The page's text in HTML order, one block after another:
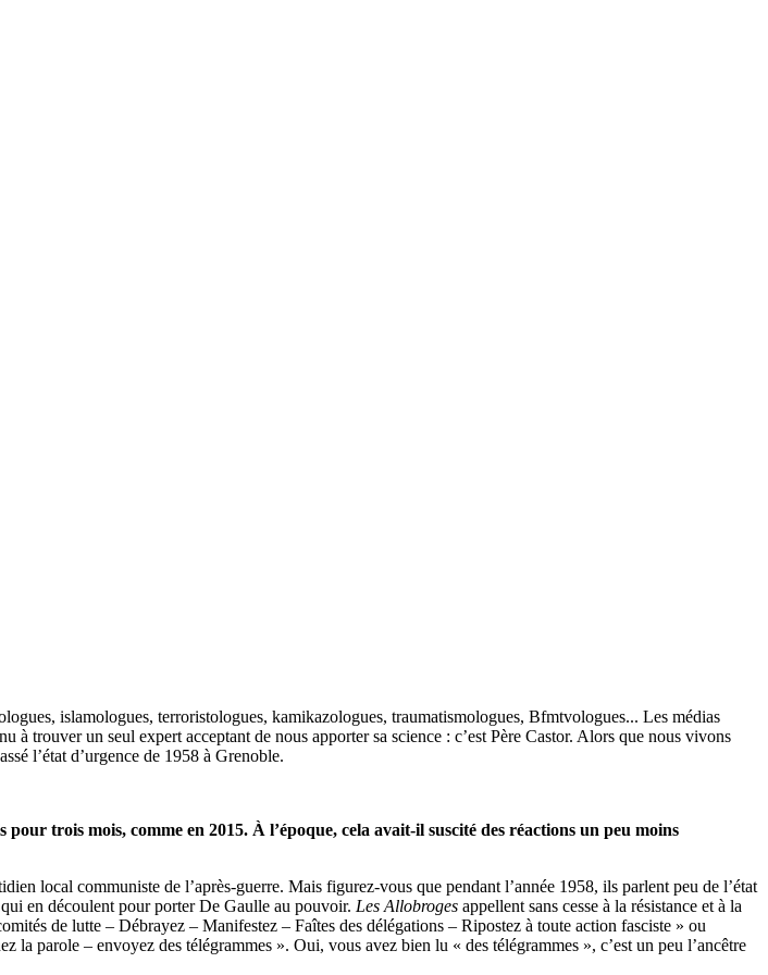
islamologues, terroristologues, kamikazologues, traumatismologues, Bfmtvologues... Les médias
à trouver un seul expert acceptant de nous apporter sa science : c’est Père Castor. Alors que nous vivons
l’état d’urgence de 1958 à Grenoble.
trois mois, comme en 2015. À l’époque, cela avait-il suscité des réactions un peu moins
local communiste de l’après-guerre. Mais figurez-vous que pendant l’année 1958, ils parlent peu de l’état
en découlent pour porter De Gaulle au pouvoir. Les Allobroges appellent sans cesse à la résistance et à la
de lutte – Débrayez – Manifestez – Faîtes des délégations – Ripostez à toute action fasciste » ou
la parole – envoyez des télégrammes ». Oui, vous avez bien lu « des télégrammes », c’est un peu l’ancêtre